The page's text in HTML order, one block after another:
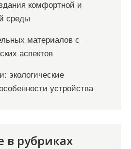
комфортной и
среды
материалов с
аспектов
экологические
устройства
в рубриках